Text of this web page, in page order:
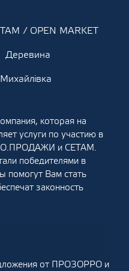
/ OPEN MARKET
Деревина
Михайлівка
которая на
услуги по участию в
и СЕТАМ.
победителями в
помогут Вам стать
законность
от ПРОЗОРРО и